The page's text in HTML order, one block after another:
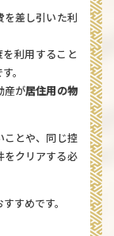
を差し引いた利
利用すること
。
産が居住用の物
ことや、同じ控
をクリアする必
すめです。